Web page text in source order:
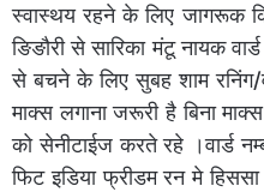
स्वास्थय रहने के लिए जागरूक
ङिङौरी से सारिका मंटू नायक
से बचने के लिए सुबह शाम रनिंग/
माक्स लगाना जरूरी है बिना
को सेनीटाईज करते रहे ।वार्ड
फिट इडिया फ्रीडम रन मे